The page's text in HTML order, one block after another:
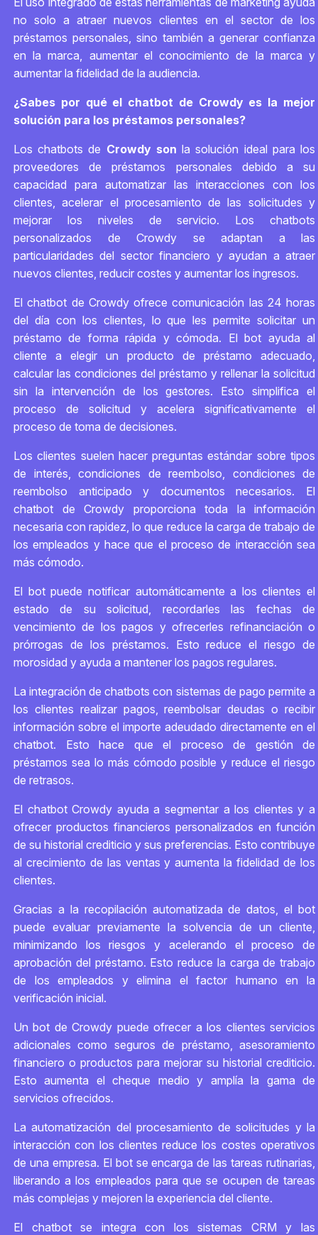
no solo a atraer nuevos clientes en el sector de los
préstamos personales, sino también a generar confianza
en la marca, aumentar el conocimiento de la marca y
aumentar la fidelidad de la audiencia.
¿Sabes por qué el chatbot de Crowdy es la mejor
solución para los préstamos personales?
Los chatbots de Crowdy son la solución ideal para los
proveedores de préstamos personales debido a su
capacidad para automatizar las interacciones con los
clientes, acelerar el procesamiento de las solicitudes y
mejorar los niveles de servicio. Los chatbots
personalizados de Crowdy se adaptan a las
particularidades del sector financiero y ayudan a atraer
nuevos clientes, reducir costes y aumentar los ingresos.
El chatbot de Crowdy ofrece comunicación las 24 horas
del día con los clientes, lo que les permite solicitar un
préstamo de forma rápida y cómoda. El bot ayuda al
cliente a elegir un producto de préstamo adecuado,
calcular las condiciones del préstamo y rellenar la solicitud
sin la intervención de los gestores. Esto simplifica el
proceso de solicitud y acelera significativamente el
proceso de toma de decisiones.
Los clientes suelen hacer preguntas estándar sobre tipos
de interés, condiciones de reembolso, condiciones de
reembolso anticipado y documentos necesarios. El
chatbot de Crowdy proporciona toda la información
necesaria con rapidez, lo que reduce la carga de trabajo de
los empleados y hace que el proceso de interacción sea
más cómodo.
El bot puede notificar automáticamente a los clientes el
estado de su solicitud, recordarles las fechas de
vencimiento de los pagos y ofrecerles refinanciación o
prórrogas de los préstamos. Esto reduce el riesgo de
morosidad y ayuda a mantener los pagos regulares.
La integración de chatbots con sistemas de pago permite a
los clientes realizar pagos, reembolsar deudas o recibir
información sobre el importe adeudado directamente en el
chatbot. Esto hace que el proceso de gestión de
préstamos sea lo más cómodo posible y reduce el riesgo
de retrasos.
El chatbot Crowdy ayuda a segmentar a los clientes y a
ofrecer productos financieros personalizados en función
de su historial crediticio y sus preferencias. Esto contribuye
al crecimiento de las ventas y aumenta la fidelidad de los
clientes.
Gracias a la recopilación automatizada de datos, el bot
puede evaluar previamente la solvencia de un cliente,
minimizando los riesgos y acelerando el proceso de
aprobación del préstamo. Esto reduce la carga de trabajo
de los empleados y elimina el factor humano en la
verificación inicial.
Un bot de Crowdy puede ofrecer a los clientes servicios
adicionales como seguros de préstamo, asesoramiento
financiero o productos para mejorar su historial crediticio.
Esto aumenta el cheque medio y amplía la gama de
servicios ofrecidos.
La automatización del procesamiento de solicitudes y la
interacción con los clientes reduce los costes operativos
de una empresa. El bot se encarga de las tareas rutinarias,
liberando a los empleados para que se ocupen de tareas
más complejas y mejoren la experiencia del cliente.
El chatbot se integra con los sistemas CRM y las